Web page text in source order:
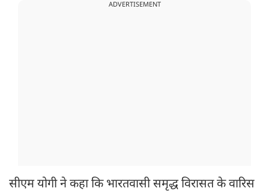
ADVERTISEMENT
सीएम योगी ने कहा कि भारतवासी समृद्ध विरासत के वारिस